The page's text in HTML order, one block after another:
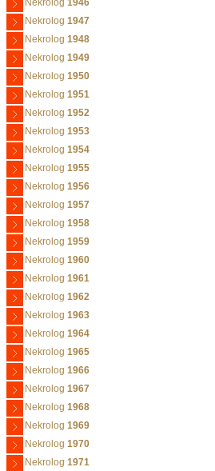
Nekrolog 1946
Nekrolog 1947
Nekrolog 1948
Nekrolog 1949
Nekrolog 1950
Nekrolog 1951
Nekrolog 1952
Nekrolog 1953
Nekrolog 1954
Nekrolog 1955
Nekrolog 1956
Nekrolog 1957
Nekrolog 1958
Nekrolog 1959
Nekrolog 1960
Nekrolog 1961
Nekrolog 1962
Nekrolog 1963
Nekrolog 1964
Nekrolog 1965
Nekrolog 1966
Nekrolog 1967
Nekrolog 1968
Nekrolog 1969
Nekrolog 1970
Nekrolog 1971